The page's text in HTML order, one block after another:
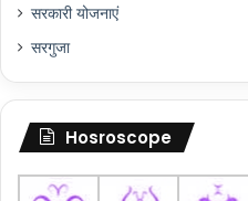
सरकारी योजनाएं
सरगुजा
Hosroscope